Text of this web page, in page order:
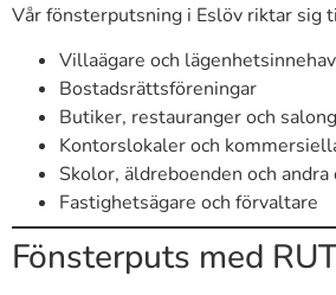
Vår fönsterputsning i Eslöv riktar sig
Villaägare och
Bostadsrättsföreningar
Butiker, restauranger och
Kontorslokaler och
Skolor, äldreboenden och
Fastighetsägare och förvaltare
Fönsterputs med